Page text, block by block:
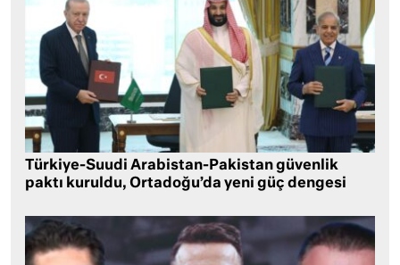
Türkiye-Suudi Arabistan-Pakistan güvenlik
paktı kuruldu, Ortadoğu’da yeni güç dengesi